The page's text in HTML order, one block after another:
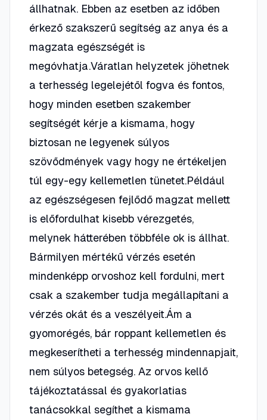
állhatnak. Ebben az esetben az időben
érkező szakszerű segítség az anya és a
magzata egészségét is
megóvhatja.Váratlan helyzetek jöhetnek
a terhesség legelejétől fogva és fontos,
hogy minden esetben szakember
segítségét kérje a kismama, hogy
biztosan ne legyenek súlyos
szövődmények vagy hogy ne értékeljen
túl egy-egy kellemetlen tünetet.Például
az egészségesen fejlődő magzat mellett
is előfordulhat kisebb vérezgetés,
melynek hátterében többféle ok is állhat.
Bármilyen mértékű vérzés esetén
mindenképp orvoshoz kell fordulni, mert
csak a szakember tudja megállapítani a
vérzés okát és a veszélyeit.Ám a
gyomorégés, bár roppant kellemetlen és
megkeserítheti a terhesség mindennapjait,
nem súlyos betegség. Az orvos kellő
tájékoztatással és gyakorlatias
tanácsokkal segíthet a kismama